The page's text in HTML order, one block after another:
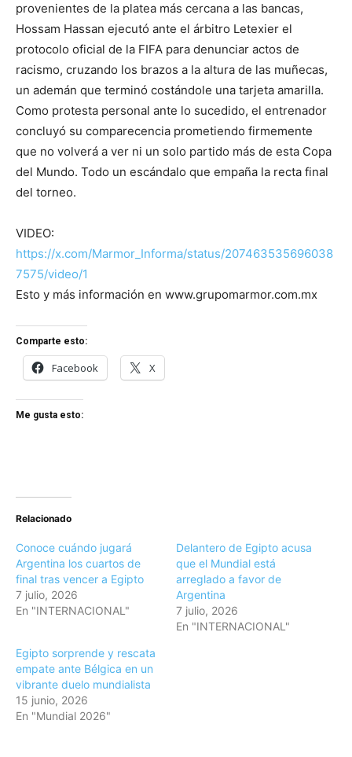
provenientes de la platea más cercana a las bancas,
Hossam Hassan ejecutó ante el árbitro Letexier el
protocolo oficial de la FIFA para denunciar actos de
racismo, cruzando los brazos a la altura de las muñecas,
un ademán que terminó costándole una tarjeta amarilla.
Como protesta personal ante lo sucedido, el entrenador
concluyó su comparecencia prometiendo firmemente
que no volverá a ver ni un solo partido más de esta Copa
del Mundo. Todo un escándalo que empaña la recta final
del torneo.
VIDEO:
https://x.com/Marmor_Informa/status/207463535696038
7575/video/1
Esto y más información en www.grupomarmor.com.mx
Comparte esto:
Facebook X
Me gusta esto:
Relacionado
Conoce cuándo jugará
Argentina los cuartos de
final tras vencer a Egipto
7 julio, 2026
En "INTERNACIONAL"
Delantero de Egipto acusa
que el Mundial está
arreglado a favor de
Argentina
7 julio, 2026
En "INTERNACIONAL"
Egipto sorprende y rescata
empate ante Bélgica en un
vibrante duelo mundialista
15 junio, 2026
En "Mundial 2026"